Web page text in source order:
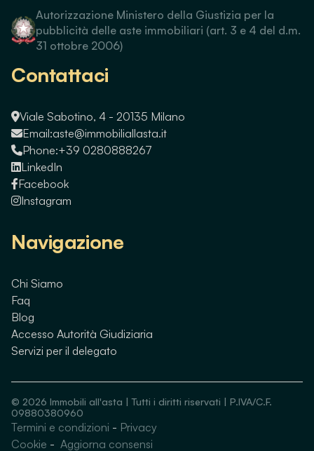
Guarda immobili simili
Autorizzazione Ministero della Giustizia per la
pubblicità delle aste immobiliari (art. 3 e 4 del d.m.
31 ottobre 2006)
Contattaci
Viale Sabotino, 4 - 20135 Milano
Email:aste@immobiliallasta.it
Phone:+39 0280888267
LinkedIn
Facebook
Instagram
Navigazione
Chi Siamo
Faq
Blog
Accesso Autorità Giudiziaria
Servizi per il delegato
© 2026 Immobili all'asta | Tutti i diritti riservati | P.IVA/C.F.
09880380960
Termini e condizioni - Privacy
Cookie - Aggiorna consensi